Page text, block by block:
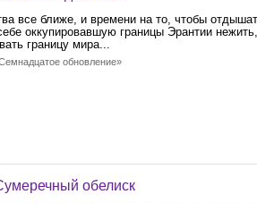
все ближе, и времени на то, чтобы
оккупировавшую границы Эрантии
границу мира...
обновление»
обелиск